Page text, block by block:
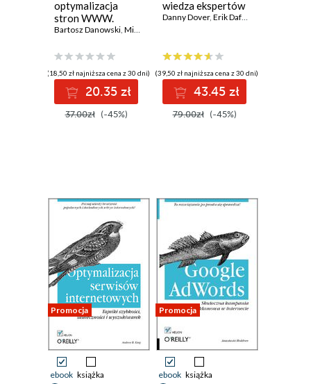
optymalizacja
stron WWW.
Wydanie II.
praktyczne
Bartosz Danowski, Michał Makaruk
(18,50 zł najniższa cena z 30 dni)
20.35 zł
37.00zł (-45%)
wiedza ekspertów
Danny Dover, Erik Dafforn
(39,50 zł najniższa cena z 30 dni)
43.45 zł
79.00zł (-45%)
Promocja
ebook książka
Promocja
ebook książka